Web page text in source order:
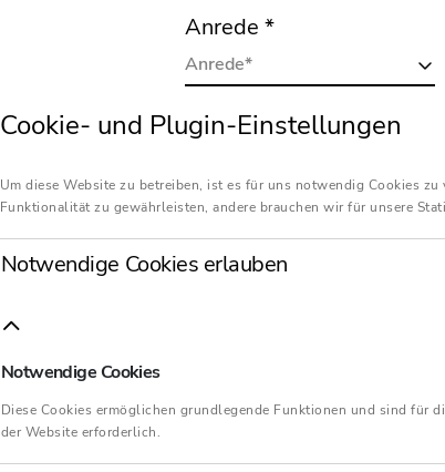
Anrede *
Anrede*
E-Mail-Adresse *
Betreff
Cookie- und Plugin-Einstellungen
Um diese Website zu betreiben, ist es für uns notwendig Cookies
Funktionalität zu gewährleisten, andere brauchen wir für unsere
Notwendige Cookies erlauben
Notwendige Cookies
Diese Cookies ermöglichen grundlegende Funktionen und sind für
der Website erforderlich.